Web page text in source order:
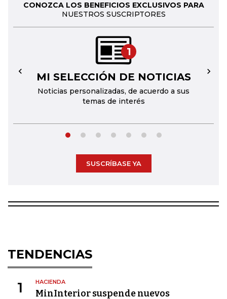
CONOZCA LOS BENEFICIOS EXCLUSIVOS PARA
NUESTROS SUSCRIPTORES
1
MI SELECCIÓN DE NOTICIAS
Noticias personalizadas, de acuerdo a sus
temas de interés
← →
SUSCRÍBASE YA
TENDENCIAS
1 HACIENDA
MinInterior suspende nuevos